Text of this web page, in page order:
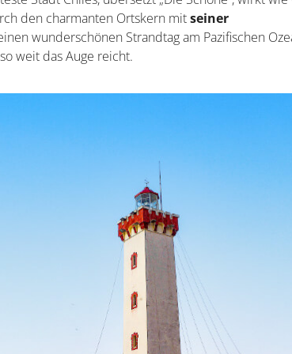
den charmanten Ortskern mitseiner
wunderschönen Strandtag am Pazifischen
weit das Auge reicht.